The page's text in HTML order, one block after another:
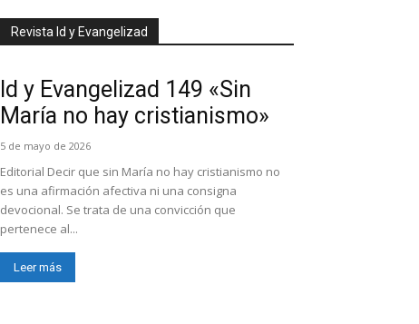
Revista Id y Evangelizad
Id y Evangelizad 149 «Sin
María no hay cristianismo»
5 de mayo de 2026
Editorial Decir que sin María no hay cristianismo no
es una afirmación afectiva ni una consigna
devocional. Se trata de una convicción que
pertenece al...
Leer más